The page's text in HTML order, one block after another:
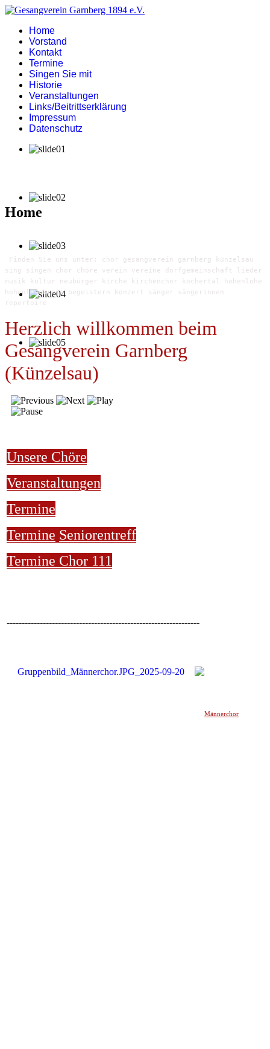
Home
Vorstand
Kontakt
Termine
Singen Sie mit
Historie
Veranstaltungen
Links/Beitrittserklärung
Impressum
Datenschutz
Home
Finden Sie uns unter: chor gesangverein garnberg künzelsau
sing singen chor chöre verein vereine dorfgemeinschaft lieder
musik kultur neubürger kirche kirchenchor kochertal hohenlohe
hohenlohekreis begeistern konzert sänger sängerinnen
repertoire
Herzlich willkommen beim
Gesangverein Garnberg
(Künzelsau)
Unsere Chöre
Veranstaltungen
Termine
Termine Seniorentreff
Termine Chor 111
----------------------------------------------------------------
Männerchor